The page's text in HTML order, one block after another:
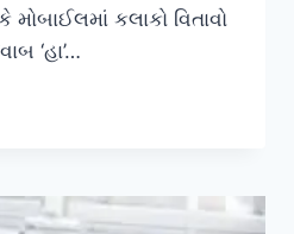
મોબાઈલમાં કલાકો વિતાવો
‘હા’…